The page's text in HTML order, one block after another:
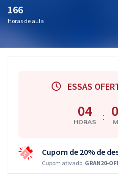
166
Horas de aula
ESSAS
04
HORAS :
Cupom de 20% de
Cupom ativado: GRAN20-